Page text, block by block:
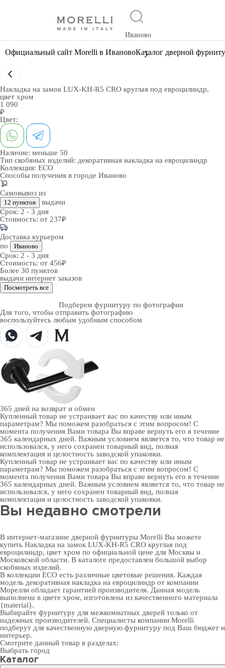
Иваново
Официальный сайт Morelli в ИвановоКаталог дверной
Накладка на замок LUX-KH-R5 CRO круглая под евроцилиндр,
цвет хром
1 090
₽
Цвет:
Наличие: меньше 50
Тип скобяных изделий: декоративная накладка на евроцилиндр
Коллекция: ECO
Способы получения в городе Иваново
Самовывоз из
12 пунктов
выдачи
Срок: 2 - 3 дня
Стоимость: от 237₽
Доставка курьером
по
Иваново
Срок: 2 - 3 дня
Стоимость: от 456₽
Более 30 пунктов
выдачи интернет заказов
Посмотреть все
Подберем фурнитуру по фотографии
Для того, чтобы отправить фотографию
воспользуйтесь любым удобным способом
365 дней на возврат и обмен
Купленный товар не устраивает вас по качеству или иным
параметрам? Мы поможем разобраться с этим вопросом! С
момента получения Вами товара Вы вправе вернуть его в течение
365 календарных дней. Важным условием является то, что товар не
использовался, у него сохранен товарный вид, полная
комплектация и целостность заводской упаковки.
Купленный товар не устраивает вас по качеству или иным
параметрам? Мы поможем разобраться с этим вопросом! С
момента получения Вами товара Вы вправе вернуть его в течение
365 календарных дней. Важным условием является то, что товар не
использовался, у него сохранен товарный вид, полная
комплектация и целостность заводской упаковки.
Вы недавно смотрели
В интернет-магазине дверной фурнитуры Morelli Вы можете
купить Накладка на замок LUX-KH-R5 CRO круглая под
евроцилиндр, цвет хром по официальной цене для Москвы и
Московской области. В каталоге предоставлен большой выбор
скобяных изделий.
В коллекции ECO есть различные цветовые решения. Каждая
модель декоративная накладка на евроцилиндр от компании
Морелли обладает гарантией производителя. Данная модель
выполнена в цвете хром, изготовлена из качественного материала
{material}.
Выбирайте фурнитуру для межкомнатных дверей только от
надежных производителей. Специалисты компании Morelli
подберут для качественную дверную фурнитуру под Ваш бюджет и
интерьер.
Смотрите данный товар в разделах:
Выбрать город
Каталог